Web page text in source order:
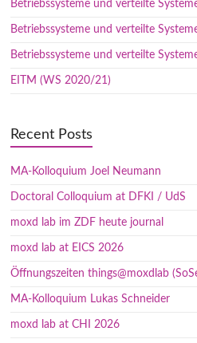
Betriebssysteme und verteilte
Betriebssysteme und verteilte
Betriebssysteme und verteilte
EITM (WS 2020/21)
Recent Posts
MA-Kolloquium Joel Neumann
Doctoral Colloquium at DFKI / UdS
moxd lab im ZDF heute journal
moxd lab at EICS 2026
Öffnungszeiten things@moxdlab
MA-Kolloquium Lukas Schneider
moxd lab at CHI 2026